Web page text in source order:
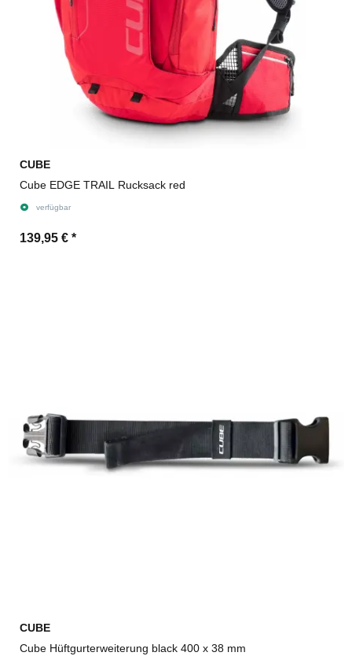
CUBE
Cube EDGE TRAIL Rucksack red
verfügbar
139,95 € *
CUBE
Cube Hüftgurterweiterung black 400 x 38 mm